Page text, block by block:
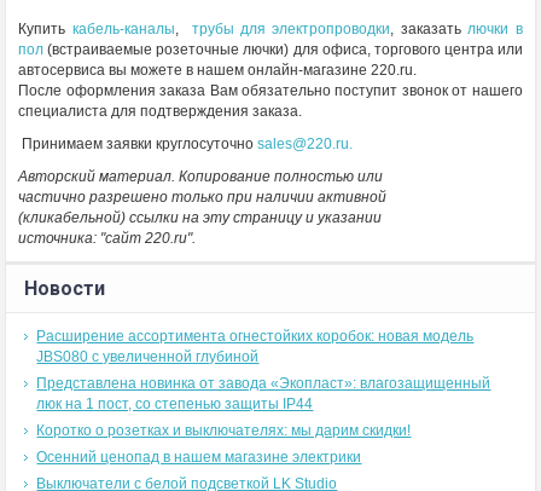
Купить кабель-каналы, трубы для электропроводки, заказатьлючки в
пол (встраиваемые розеточные лючки) для офиса, торгового центра или
автосервиса вы можете в нашем онлайн-магазине 220.ru.
После оформления заказа Вам обязательно поступит звонок от нашего
специалиста для подтверждения заказа.
Принимаем заявки круглосуточноsales@220.ru.
Авторский материал. Копирование полностью или
частично разрешено только при наличии активной
(кликабельной) ссылки на эту страницу и указании
источника: "сайт 220.ru".
Новости
Расширение ассортимента огнестойких коробок: новая модель
JBS080 с увеличенной глубиной
Представлена новинка от завода «Экопласт»: влагозащищенный
люк на 1 пост, со степенью защиты IP44
Коротко о розетках и выключателях: мы дарим скидки!
Осенний ценопад в нашем магазине электрики
Выключатели с белой подсветкой LK Studio